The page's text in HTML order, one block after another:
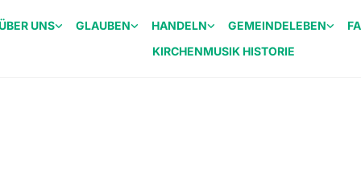
UNS GLAUBEN HANDELN GEMEINDELEBEN
KIRCHENMUSIK HISTORIE